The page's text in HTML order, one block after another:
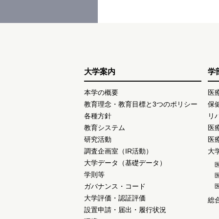
大学案内
本学の概要
教育理念・教育目標と3つのポリシー
各種方針
教育システム
研究活動
調査企画室（IR活動）
大学データ（基礎データ）
学則等
ガバナンス・コード
大学評価・認証評価
設置申請・届出・履行状況
学
医
保
リ
医
医
大
総